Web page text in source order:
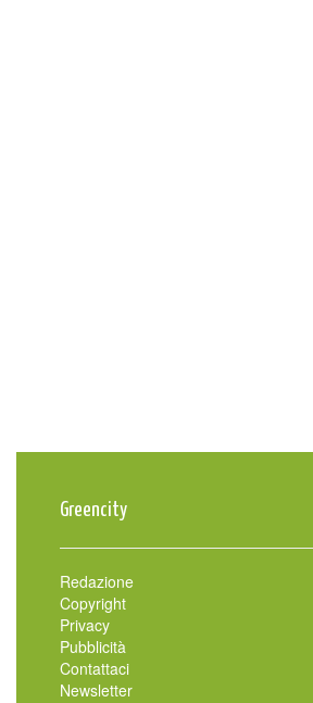
Greencity
Redazione
Copyright
Privacy
Pubblicità
Contattaci
Newsletter